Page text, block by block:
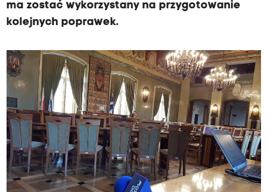
ma zostać wykorzystany na przygotowanie
kolejnych poprawek.